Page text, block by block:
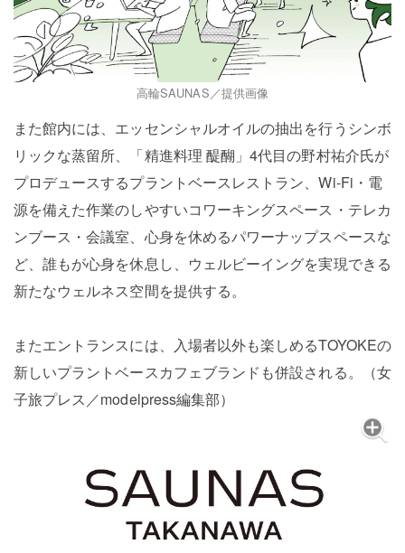
高輪SAUNAS／提供画像
また館内には、エッセンシャルオイルの抽出を行うシンボ
リックな蒸留所、「精進料理 醍醐」4代目の野村祐介氏が
プロデュースするプラントベースレストラン、Wi-Fi・電
源を備えた作業のしやすいコワーキングスペース・テレカ
ンブース・会議室、心身を休めるパワーナップスペースな
ど、誰もが心身を休息し、ウェルビーイングを実現できる
新たなウェルネス空間を提供する。
またエントランスには、入場者以外も楽しめるTOYOKEの
新しいプラントベースカフェブランドも併設される。（女
子旅プレス／modelpress編集部）